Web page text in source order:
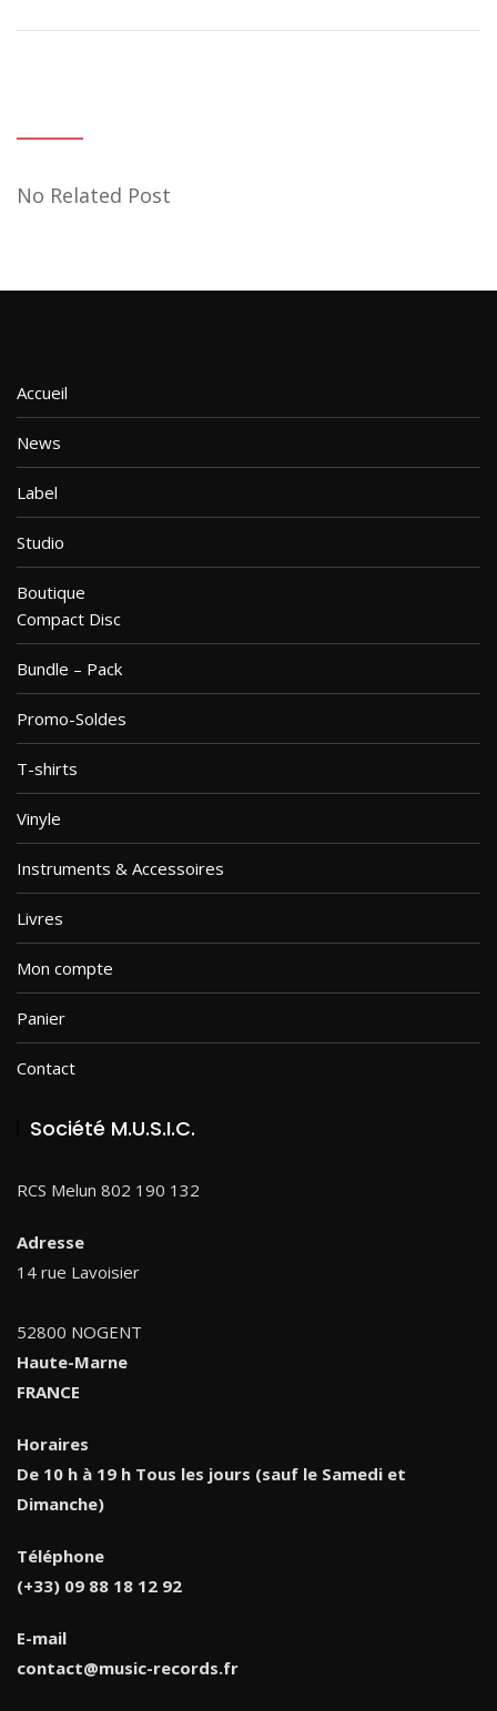
No Related Post
Accueil
News
Label
Studio
Boutique
Compact Disc
Bundle – Pack
Promo-Soldes
T-shirts
Vinyle
Instruments & Accessoires
Livres
Mon compte
Panier
Contact
Société M.U.S.I.C.
RCS Melun 802 190 132
Adresse
14 rue Lavoisier
52800 NOGENT
Haute-Marne
FRANCE
Horaires
De 10 h à 19 h Tous les jours (sauf le Samedi et
Dimanche)
Téléphone
(+33) 09 88 18 12 92
E-mail
contact@music-records.fr